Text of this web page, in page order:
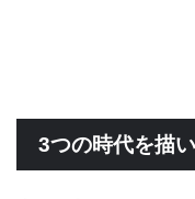
3つの時代を描